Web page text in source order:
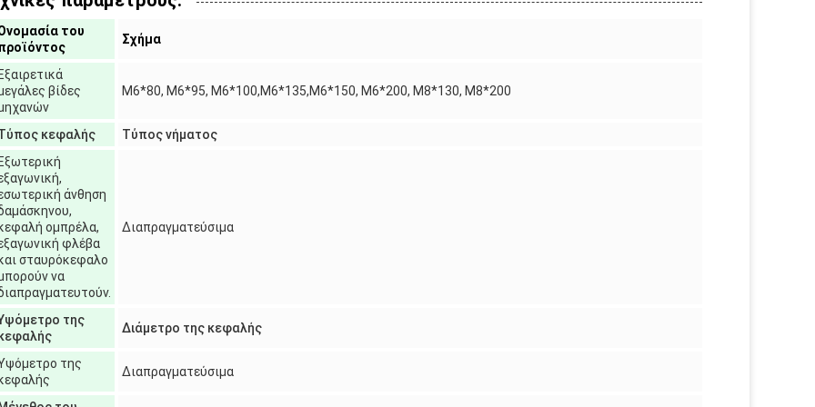
του
Σχήμα
βίδες
M6*80, M6*95, M6*100,M6*135,M6*150, M6*200, M8*130, M8*200
κεφαλής
Τύπος νήματος
άνθηση
ομπρέλα,
φλέβα
σταυρόκεφαλο
να
Διαπραγματεύσιμα
της
Διάμετρο της κεφαλής
της
Διαπραγματεύσιμα